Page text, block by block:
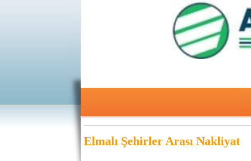
Elmalı Şehirler Arası Nakliyat